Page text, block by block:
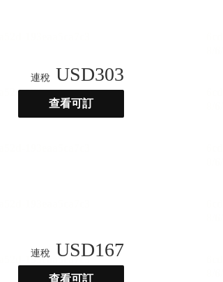
連稅 USD303
查看可訂
連稅 USD167
查看可訂